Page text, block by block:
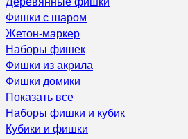
Фишки с шаром
Жетон-маркер
Наборы фишек
Фишки из акрила
Фишки домики
Показать все
Наборы фишки и кубик
Кубики и фишки